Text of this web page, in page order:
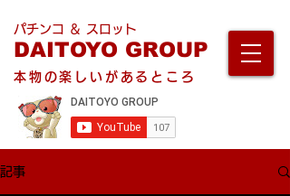
パチンコ ＆ スロット
DAITOYO GROUP
本物の楽しいがあるところ
記事